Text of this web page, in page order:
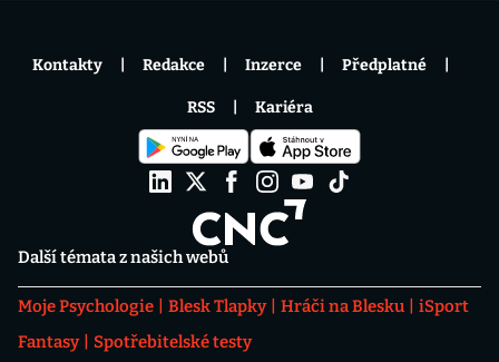
Další témata z našich webů
Moje Psychologie Blesk Tlapky Hráči na Blesku
iSport
Fantasy
Spotřebitelské testy
Kontakty Redakce Inzerce Předplatné
RSS Kariéra